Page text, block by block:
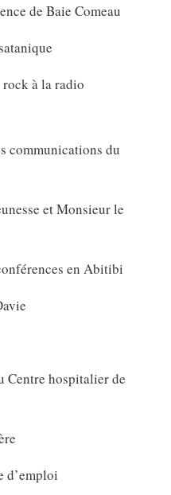
de Baie Comeau
à la radio
communications du
et Monsieur le
en Abitibi
hospitalier de
d’emploi